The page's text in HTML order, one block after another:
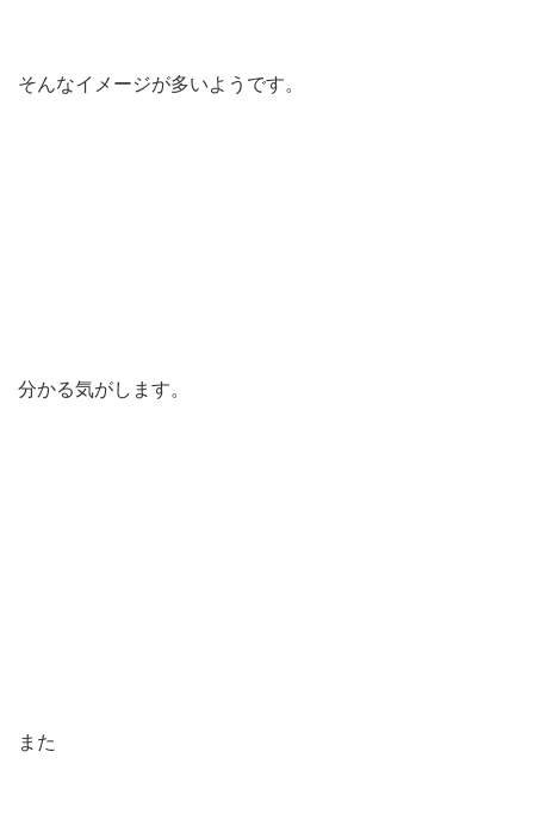
そんなイメージが多いようです。
分かる気がします。
また